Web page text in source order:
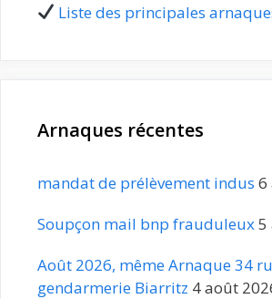
Liste des principales
Arnaques récentes
mandat de prélèvement indus 6
Soupçon mail bnp frauduleux5
Août 2026, même Arnaque 34
gendarmerie Biarritz 4 août